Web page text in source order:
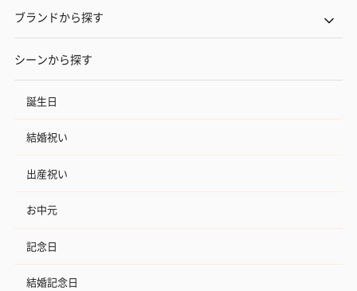
ブランドから探す
シーンから探す
誕生日
結婚祝い
出産祝い
お中元
記念日
結婚記念日